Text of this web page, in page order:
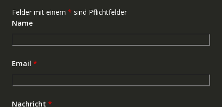
Felder mit einem * sind Pflichtfelder
Name
Email *
Nachricht *